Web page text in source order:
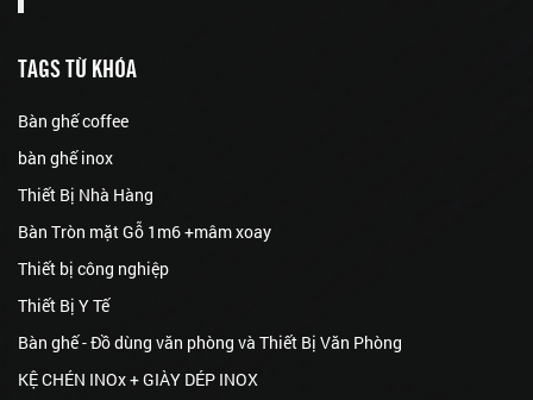
TAGS TỪ KHÓA
Bàn ghế coffee
bàn ghế inox
Thiết Bị Nhà Hàng
Bàn Tròn mặt Gỗ 1m6 +mâm xoay
Thiết bị công nghiệp
Thiết Bị Y Tế
Bàn ghế - Đồ dùng văn phòng và Thiết Bị Văn Phòng
KỆ CHÉN INOx + GIÀY DÉP INOX